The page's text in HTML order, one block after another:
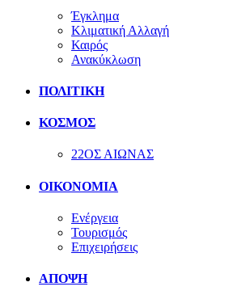
Έγκλημα
Κλιματική Αλλαγή
Καιρός
Ανακύκλωση
ΠΟΛΙΤΙΚΗ
ΚΟΣΜΟΣ
22ΟΣ ΑΙΩΝΑΣ
ΟΙΚΟΝΟΜΙΑ
Ενέργεια
Τουρισμός
Επιχειρήσεις
ΑΠΟΨΗ